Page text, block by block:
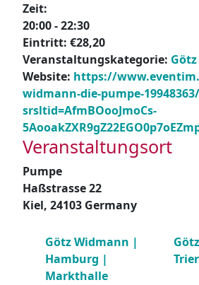
Zeit:
20:00 - 22:30
Eintritt: €28,20
Veranstaltungskategorie:
Website: https://
widmann-die-pumpe-
srsltid=AfmBOooJmoCs-
Veranstaltungsort
Pumpe
Haßstrasse 22
Kiel, 24103 Germany
Götz Widmann |
Hamburg |
Markthalle